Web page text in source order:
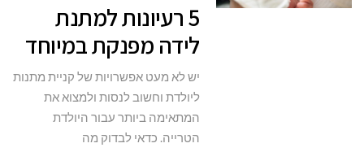
לידה
מפנקת
5 רעיונות למתנת
לידה מפנקת במיוחד
יש לא מעט אפשרויות של קניית מתנות
ליולדת וחשוב לנסות ולמצוא את
המתאימה ביותר עבור היולדת
הטרייה. כדאי לבדוק מה